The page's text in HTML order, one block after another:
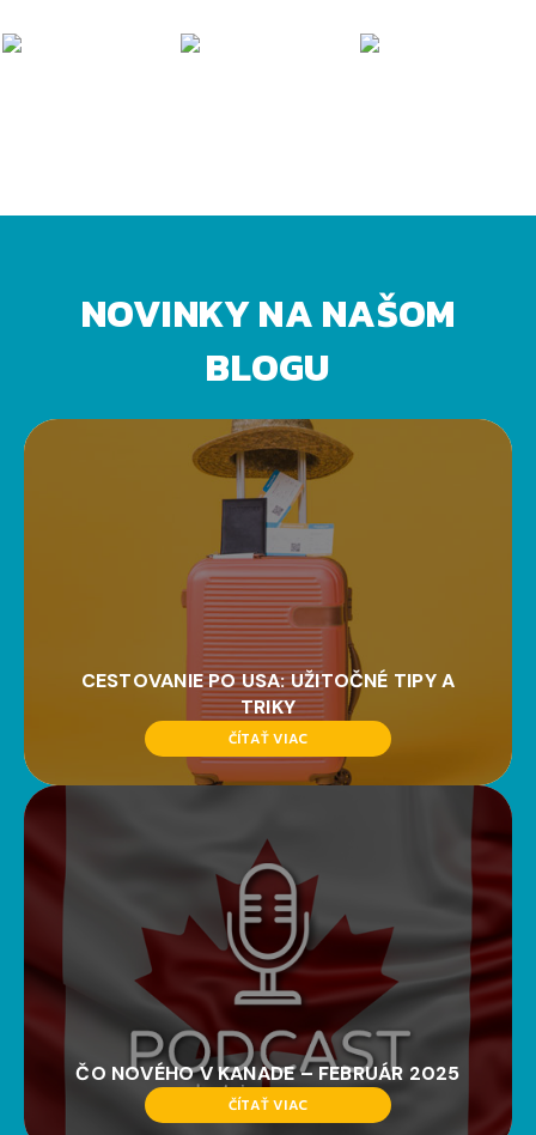
NOVINKY NA NAŠOM
BLOGU
CESTOVANIE PO USA: UŽITOČNÉ TIPY A
TRIKY
ČÍTAŤ VIAC
ČO NOVÉHO V KANADE – FEBRUÁR 2025
ČÍTAŤ VIAC